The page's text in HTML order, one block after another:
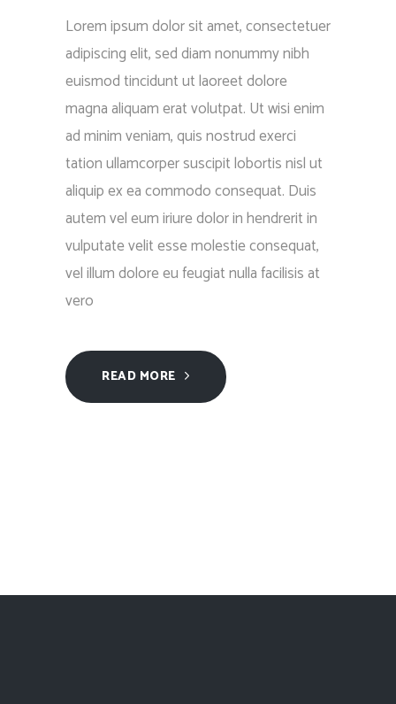
Lorem ipsum dolor sit amet, consectetuer
adipiscing elit, sed diam nonummy nibh
euismod tincidunt ut laoreet dolore
magna aliquam erat volutpat. Ut wisi enim
ad minim veniam, quis nostrud exerci
tation ullamcorper suscipit lobortis nisl ut
aliquip ex ea commodo consequat. Duis
autem vel eum iriure dolor in hendrerit in
vulputate velit esse molestie consequat,
vel illum dolore eu feugiat nulla facilisis at
vero
READ MORE